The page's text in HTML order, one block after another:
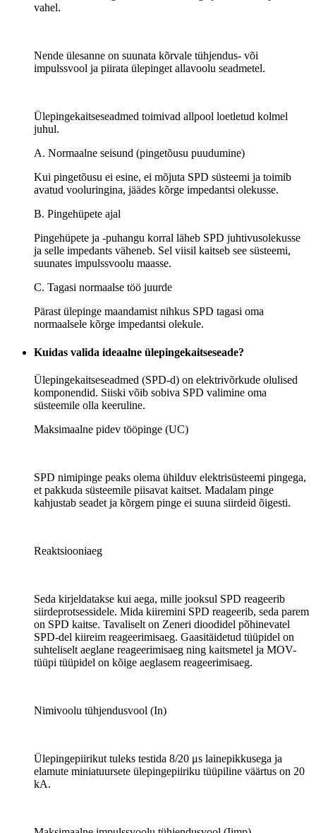
vahel.
Nende ülesanne on suunata kõrvale tühjendus- või
impulssvool ja piirata ülepinget allavoolu seadmetel.
Ülepingekaitseseadmed toimivad allpool loetletud kolmel
juhul.
A. Normaalne seisund (pingetõusu puudumine)
Kui pingetõusu ei esine, ei mõjuta SPD süsteemi ja toimib
avatud vooluringina, jäädes kõrge impedantsi olekusse.
B. Pingehüpete ajal
Pingehüpete ja -puhangu korral läheb SPD juhtivusolekusse
ja selle impedants väheneb. Sel viisil kaitseb see süsteemi,
suunates impulssvoolu maasse.
C. Tagasi normaalse töö juurde
Pärast ülepinge maandamist nihkus SPD tagasi oma
normaalsele kõrge impedantsi olekule.
Kuidas valida ideaalne ülepingekaitseseade?
Ülepingekaitseseadmed (SPD-d) on elektrivõrkude olulised
komponendid. Siiski võib sobiva SPD valimine oma
süsteemile olla keeruline.
Maksimaalne pidev tööpinge (UC)
SPD nimipinge peaks olema ühilduv elektrisüsteemi pingega,
et pakkuda süsteemile piisavat kaitset. Madalam pinge
kahjustab seadet ja kõrgem pinge ei suuna siirdeid õigesti.
Reaktsiooniaeg
Seda kirjeldatakse kui aega, mille jooksul SPD reageerib
siirdeprotsessidele. Mida kiiremini SPD reageerib, seda parem
on SPD kaitse. Tavaliselt on Zeneri dioodidel põhinevatel
SPD-del kiireim reageerimisaeg. Gaasitäidetud tüüpidel on
suhteliselt aeglane reageerimisaeg ning kaitsmetel ja MOV-
tüüpi tüüpidel on kõige aeglasem reageerimisaeg.
Nimivoolu tühjendusvool (In)
Ülepingepiirikut tuleks testida 8/20 μs lainepikkusega ja
elamute miniatuursete ülepingepiiriku tüüpiline väärtus on 20
kA.